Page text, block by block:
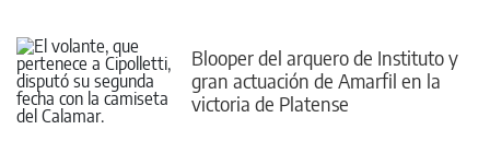
Blooper del arquero de Instituto y
gran actuación de Amarfil en la
victoria de Platense